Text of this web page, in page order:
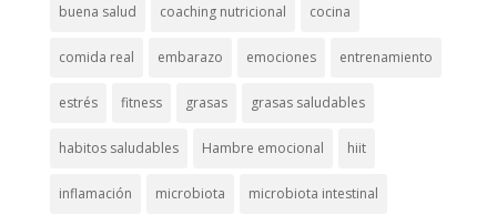
buena salud coaching nutricional cocina
comida real embarazo emociones entrenamiento
estrés fitness grasas grasas saludables
habitos saludables Hambre emocional hiit
inflamación microbiota microbiota intestinal